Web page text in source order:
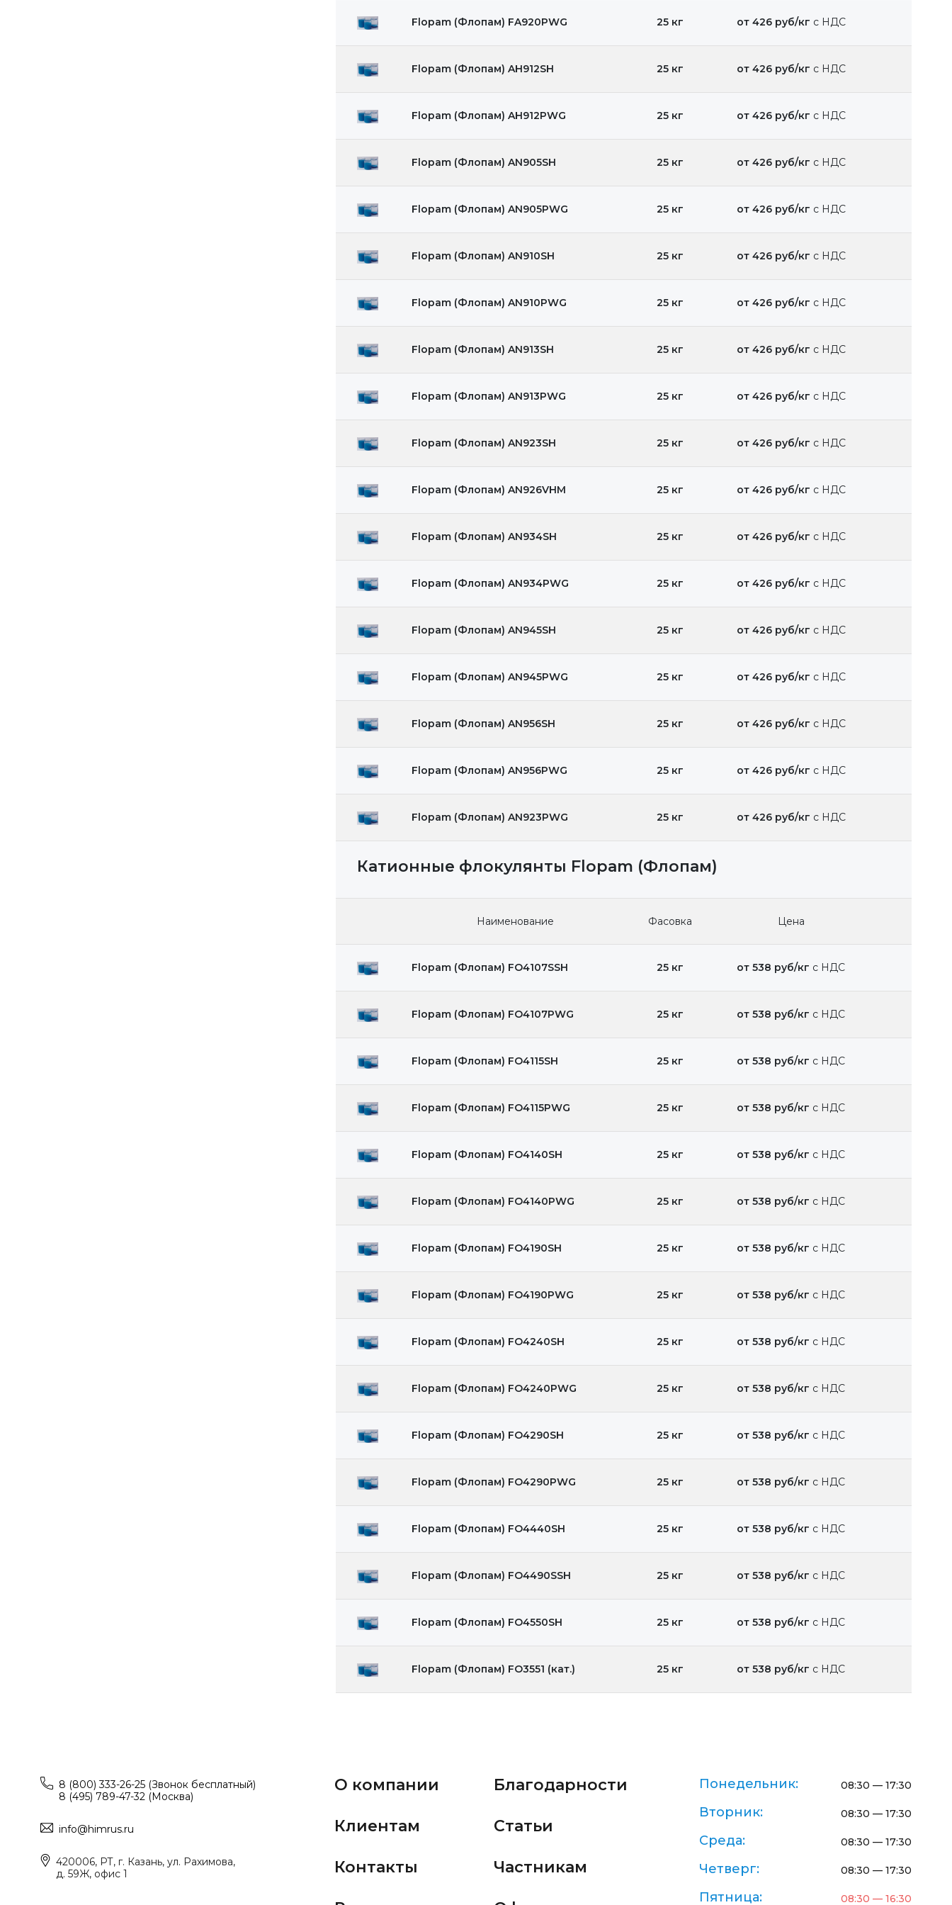
Flopam (Флопам) FA920PWG 25 кг от 426 руб/кг с НДС
Flopam (Флопам) AН912SH 25 кг от 426 руб/кг с НДС
Flopam (Флопам) AН912PWG 25 кг от 426 руб/кг с НДС
Flopam (Флопам) AN905SH 25 кг от 426 руб/кг с НДС
Flopam (Флопам) AN905PWG 25 кг от 426 руб/кг с НДС
Flopam (Флопам) AN910SH 25 кг от 426 руб/кг с НДС
Flopam (Флопам) AN910PWG 25 кг от 426 руб/кг с НДС
Flopam (Флопам) AN913SH 25 кг от 426 руб/кг с НДС
Flopam (Флопам) AN913PWG 25 кг от 426 руб/кг с НДС
Flopam (Флопам) AN923SH 25 кг от 426 руб/кг с НДС
Flopam (Флопам) AN926VHM 25 кг от 426 руб/кг с НДС
Flopam (Флопам) AN934SH 25 кг от 426 руб/кг с НДС
Flopam (Флопам) AN934PWG 25 кг от 426 руб/кг с НДС
Flopam (Флопам) AN945SH 25 кг от 426 руб/кг с НДС
Flopam (Флопам) AN945PWG 25 кг от 426 руб/кг с НДС
Flopam (Флопам) AN956SH 25 кг от 426 руб/кг с НДС
Flopam (Флопам) AN956PWG 25 кг от 426 руб/кг с НДС
Flopam (Флопам) AN923PWG 25 кг от 426 руб/кг с НДС
Катионные флокулянты Flopam (Флопам)
Наименование Фасовка Цена
Flopam (Флопам) FO4107SSH 25 кг от 538 руб/кг с НДС
Flopam (Флопам) FO4107PWG 25 кг от 538 руб/кг с НДС
Flopam (Флопам) FO4115SH 25 кг от 538 руб/кг с НДС
Flopam (Флопам) FO4115PWG 25 кг от 538 руб/кг с НДС
Flopam (Флопам) FO4140SH 25 кг от 538 руб/кг с НДС
Flopam (Флопам) FO4140PWG 25 кг от 538 руб/кг с НДС
Flopam (Флопам) FO4190SH 25 кг от 538 руб/кг с НДС
Flopam (Флопам) FO4190PWG 25 кг от 538 руб/кг с НДС
Flopam (Флопам) FO4240SH 25 кг от 538 руб/кг с НДС
Flopam (Флопам) FO4240PWG 25 кг от 538 руб/кг с НДС
Flopam (Флопам) FO4290SH 25 кг от 538 руб/кг с НДС
Flopam (Флопам) FO4290PWG 25 кг от 538 руб/кг с НДС
Flopam (Флопам) FO4440SH 25 кг от 538 руб/кг с НДС
Flopam (Флопам) FO4490SSH 25 кг от 538 руб/кг с НДС
Flopam (Флопам) FO4550SH 25 кг от 538 руб/кг с НДС
Flopam (Флопам) FO3551 (кат.) 25 кг от 538 руб/кг с НДС
8 (800) 333-26-25 (Звонок бесплатный)
8 (495) 789-47-32 (Москва)
info@himrus.ru
420006, РТ, г. Казань, ул. Рахимова,
д. 59Ж, офис 1
О компании
Клиентам
Контакты
Благодарности
Статьи
Частникам
Понедельник: 08:30 — 17:30
Вторник: 08:30 — 17:30
Среда: 08:30 — 17:30
Четверг: 08:30 — 17:30
Пятница: 08:30 — 16:30